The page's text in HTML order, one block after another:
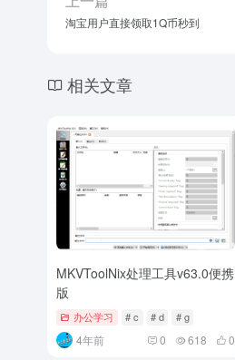
淘宝用户直接领取1Q币秒到
相关文章
MKVToolNix处理工具v63.0便携
版
办公学习 # c # d # g
4年前 0 618 0